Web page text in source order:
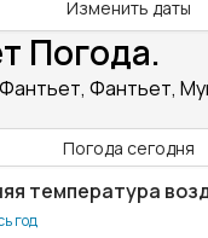
Изменить даты
Погода.
Фантьет,
Погода сегодня
температура
год